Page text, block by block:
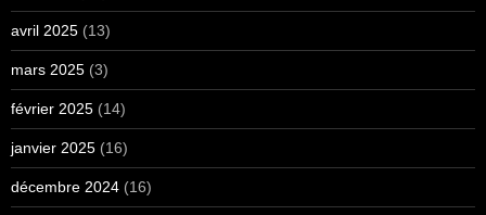
avril 2025 (13)
mars 2025 (3)
février 2025 (14)
janvier 2025 (16)
décembre 2024 (16)